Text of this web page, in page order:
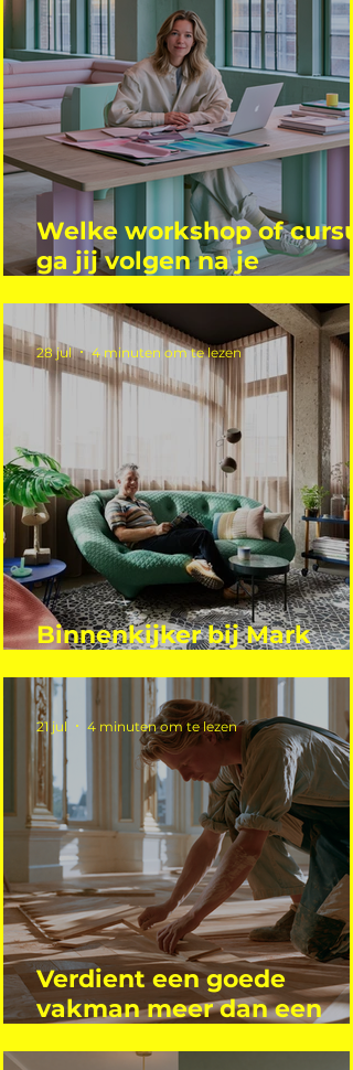
Welke workshop of
ga jij volgen na je
Binnenkijker bij Mark
28 jul 4 minuten om te lezen
Verdient een goede
vakman meer dan een
21 jul 4 minuten om te lezen